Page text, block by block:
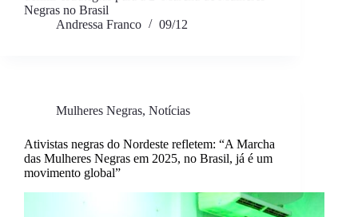
Negras no Brasil
Andressa Franco
09/12
Mulheres Negras, Notícias
Ativistas negras do Nordeste refletem: “A Marcha
das Mulheres Negras em 2025, no Brasil, já é um
movimento global”